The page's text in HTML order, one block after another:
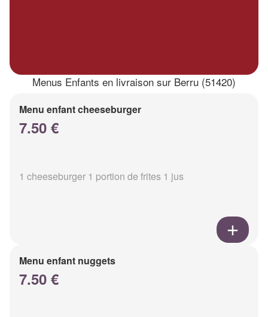
Menus Enfants en livraison sur Berru (51420)
Menu enfant cheeseburger
7.50 €
1 cheeseburger 1 portion de frites 1 jus
Menu enfant nuggets
7.50 €